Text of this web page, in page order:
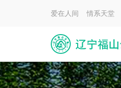
爱在人间 情系天堂